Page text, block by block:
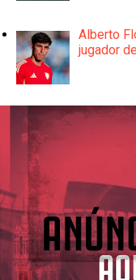
Alberto
jugador